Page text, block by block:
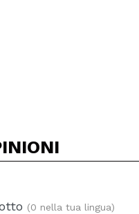
(0 nella tua lingua)